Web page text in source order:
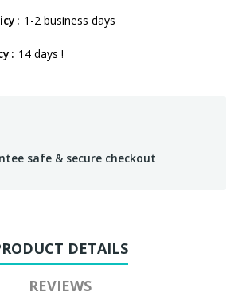
1-2 business days
14 days !
safe & secure checkout
DETAILS
REVIEWS